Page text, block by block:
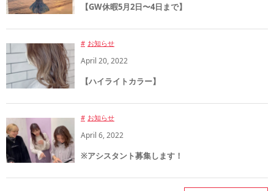
【GW休暇5月2日〜4日まで】
お知らせ
April 20,2022
【ハイライトカラー】
お知らせ
April 6,2022
※アシスタント募集します！